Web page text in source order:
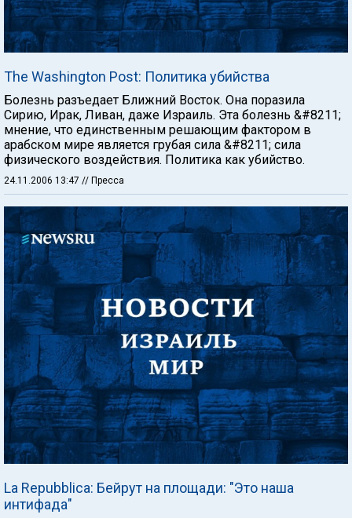
The Washington Post: Политика убийства
Болезнь разъедает Ближний Восток. Она поразила
Сирию, Ирак, Ливан, даже Израиль. Эта болезнь &#8211;
мнение, что единственным решающим фактором в
арабском мире является грубая сила &#8211; сила
физического воздействия. Политика как убийство.
24.11.2006 13:47 // Пресса
La Repubblica: Бейрут на площади: "Это наша
интифада"